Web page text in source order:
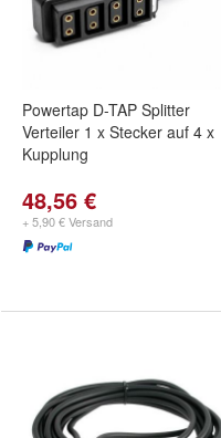
Powertap D-TAP Splitter
Verteiler 1 x Stecker auf 4 x
Kupplung
48,56 €
+ 5,90 € Versand